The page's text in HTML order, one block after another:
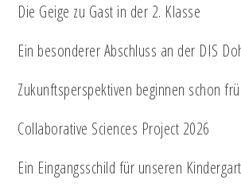
Die Geige zu Gast in der 2. Klasse
Ein besonderer Abschluss an der DIS
Zukunftsperspektiven beginnen schon
Collaborative Sciences Project 2026
Ein Eingangsschild für unseren